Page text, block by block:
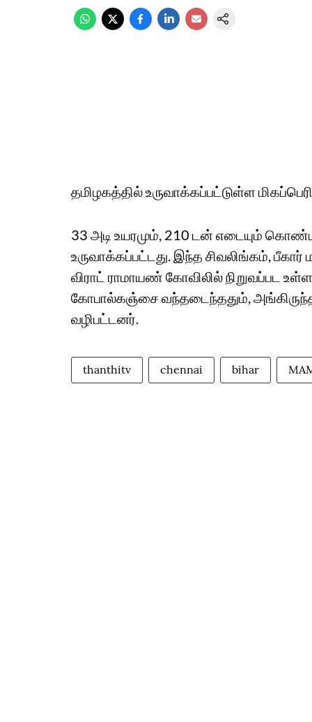
தமிழகத்தில் உருவாக்கப்பட்டுள்ள
33 அடி உயரமும், 210 டன் எடையும்
உருவாக்கப்பட்டது. இந்த சிவலிங்கம்,
விராட் ராமாயண் கோவிலில் நிறுவப்பட
கோபால்கஞ்சை வந்தடைந்ததும்,
வழிபட்டனர்.
thanthitv chennai bihar